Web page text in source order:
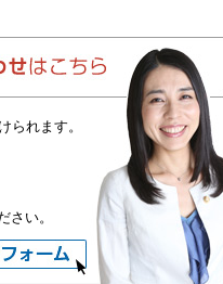
られます。
さい。